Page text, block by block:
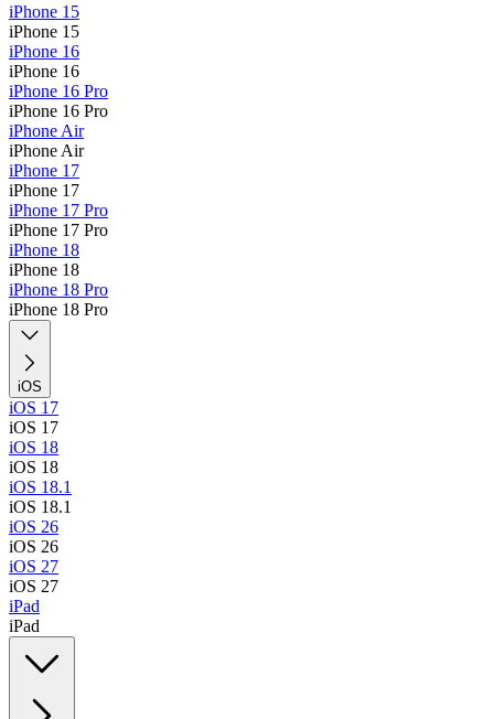
iPhone 15
iPhone 15
iPhone 16
iPhone 16
iPhone 16 Pro
iPhone 16 Pro
iPhone Air
iPhone Air
iPhone 17
iPhone 17
iPhone 17 Pro
iPhone 17 Pro
iPhone 18
iPhone 18
iPhone 18 Pro
iPhone 18 Pro
iOS
iOS 17
iOS 17
iOS 18
iOS 18
iOS 18.1
iOS 18.1
iOS 26
iOS 26
iOS 27
iOS 27
iPad
iPad